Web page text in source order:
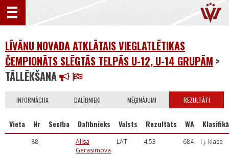
LĪVĀNU NOVADA ATKLĀTAIS VIEGLATLĒTIKAS
ČEMPIONĀTS SLĒGTĀS TELPĀS U-12, U-14 GRUPĀM >
TĀLLĒKŠANA
INFORMĀCIJA DALĪBNIEKI MĒĢINĀJUMI REZULTĀTI
Vieta Nr Secība Dalībnieks Valsts Rezultāts WA
88
Alisa
Gerasimova
LAT 4.53 684 I j. klase